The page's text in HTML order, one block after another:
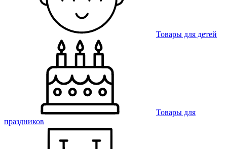
Товары для детей
Товары для
праздников